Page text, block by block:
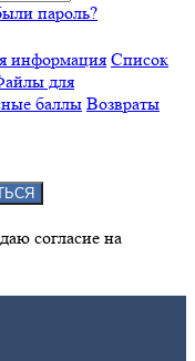
пароль?
информация Список
для
баллы Возвраты
cогласие на